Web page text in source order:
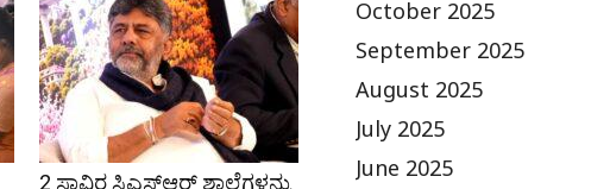
2 ಸಾವಿರ ಸಿಎಸ್‌ಆರ್ ಶಾಲೆಗಳನ್ನು
October 2025
September 2025
August 2025
July 2025
June 2025